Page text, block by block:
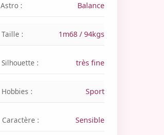
Astro : Balance
Taille : 1m68 / 94kgs
Silhouette : très fine
Hobbies : Sport
Caractère : Sensible